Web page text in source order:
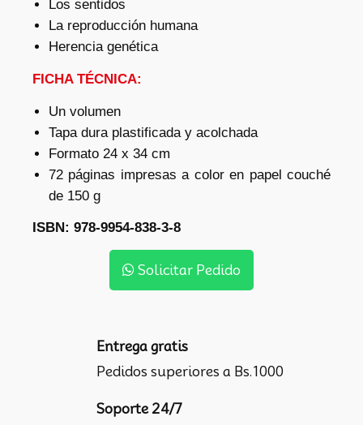
Los sentidos
La reproducción humana
Herencia genética
FICHA TÉCNICA:
Un volumen
Tapa dura plastificada y acolchada
Formato 24 x 34 cm
72 páginas impresas a color en papel couché
de 150 g
ISBN: 978-9954-838-3-8
Solicitar Pedido
Entrega gratis
Pedidos superiores a Bs.1000
Soporte 24/7